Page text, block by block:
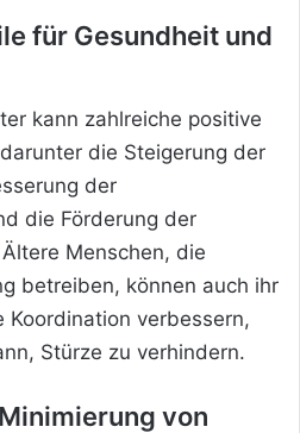
für Gesundheit und
kann zahlreiche positive
die Steigerung der
der
die Förderung der
Menschen, die
betreiben, können auch ihr
Koordination verbessern,
Stürze zu verhindern.
von